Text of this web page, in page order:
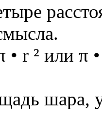
• r ² или π
шара,